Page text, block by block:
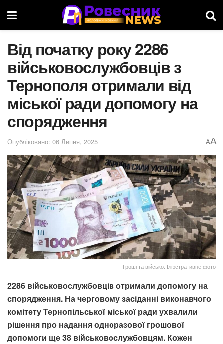
Від початку року 2286
військовослужбовців з
Тернополя отримали від
міської ради допомогу на
спорядження
Опубліковано: 06 Липня, 2025 AA
Гроші та військо. Ілюстративне фото
2286 військовослужбовців отримали допомогу на
спорядження. На черговому засіданні виконавчого
комітету Тернопільської міської ради ухвалили
рішення про надання одноразової грошової
допомоги ще 38 військовослужбовцям. Кожен